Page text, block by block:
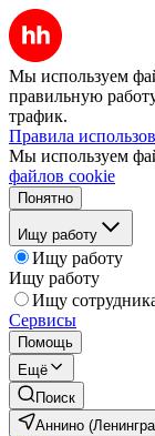
Мы используем
правильную
трафик.
Правила
Мы используем
файлов cookie
Понятно
Ищу работу
Ищу работу
Ищу работу
Ищу
Сервисы
Помощь
Ещё
Поиск
Аннино